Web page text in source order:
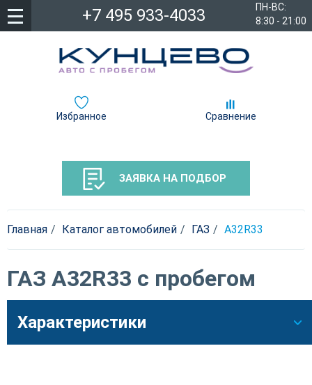
ПН-ВС:
8:30 - 21:00
+7 495 933-4033
Избранное Сравнение
ЗАЯВКА НА ПОДБОР
Главная Каталог автомобилей ГАЗ А32R33
ГАЗ А32R33 с пробегом
Характеристики